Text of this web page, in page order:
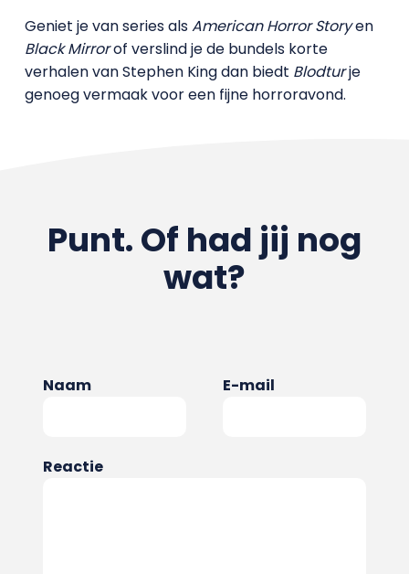
Geniet je van series alsAmerican Horror Storyen
Black Mirrorof verslind je de bundels korte
verhalen van Stephen King dan biedt Blodturje
genoeg vermaak voor een fijne horroravond.
Punt. Of had jij nog
wat?
Naam E-mail
Reactie